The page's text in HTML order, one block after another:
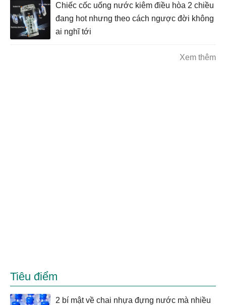
Chiếc cốc uống nước kiêm điều hòa 2 chiều
đang hot nhưng theo cách ngược đời không
ai nghĩ tới
Xem thêm
Tiêu điểm
2 bí mật về chai nhựa đựng nước mà nhiều